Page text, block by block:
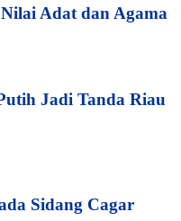
Adat dan Agama
Jadi Tanda Riau
Sidang Cagar